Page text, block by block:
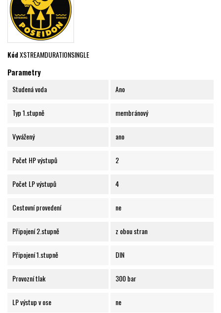
KódXSTREAMDURATIONSINGLE
Parametry
Studená voda Ano
Typ 1.stupně membránový
Vyvážený ano
Počet HP výstupů 2
Počet LP výstupů 4
Cestovní provedení ne
Připojení 2.stupně z obou stran
Připojení 1.stupně DIN
Provozní tlak 300 bar
LP výstup v ose ne